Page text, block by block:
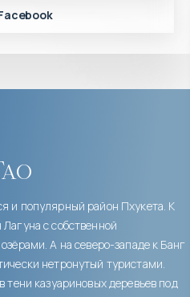
и популярный район Пхукета. К
с собственной
А на северо-западе к Банг
нетронутый туристами.
тени казуариновых деревьев под